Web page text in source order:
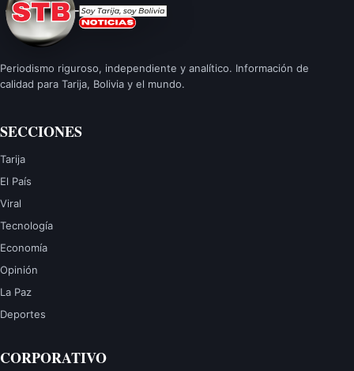
Periodismo riguroso, independiente y analítico. Información de
calidad para Tarija, Bolivia y el mundo.
SECCIONES
Tarija
El País
Viral
Tecnología
Economía
Opinión
La Paz
Deportes
CORPORATIVO